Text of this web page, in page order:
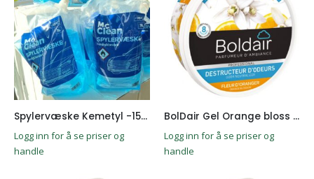
Spylervæske Kemetyl -15°C, 3L
Logg inn for å se priser og
handle
BolDair Gel Orange bloss 300g
Logg inn for å se priser og
handle